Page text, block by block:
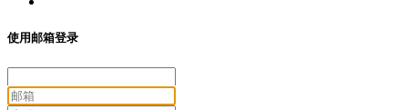
使用邮箱登录